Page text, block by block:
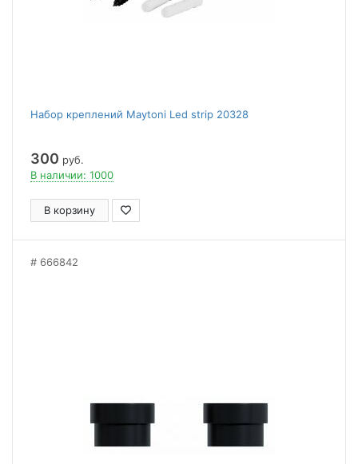
Набор креплений Maytoni Led strip 20328
300 руб.
В наличии: 1000
В корзину
666842